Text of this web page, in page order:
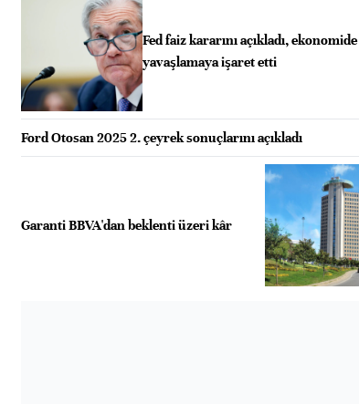
Fed faiz kararını açıkladı, ekonomide
yavaşlamaya işaret etti
Ford Otosan 2025 2. çeyrek sonuçlarını açıkladı
Garanti BBVA'dan beklenti üzeri kâr